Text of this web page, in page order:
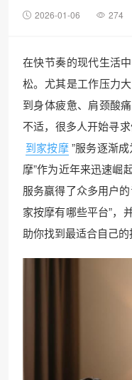
2026-01-06 274
在快节奏的现代生活
松。尤其是工作压力
到身体疲惫、肩颈酸
不适，很多人开始寻
到家按摩”服务逐渐
摩”作为近年来迅速崛
服务赢得了众多用户
家按摩有哪些平台”，
助你找到最适合自己的